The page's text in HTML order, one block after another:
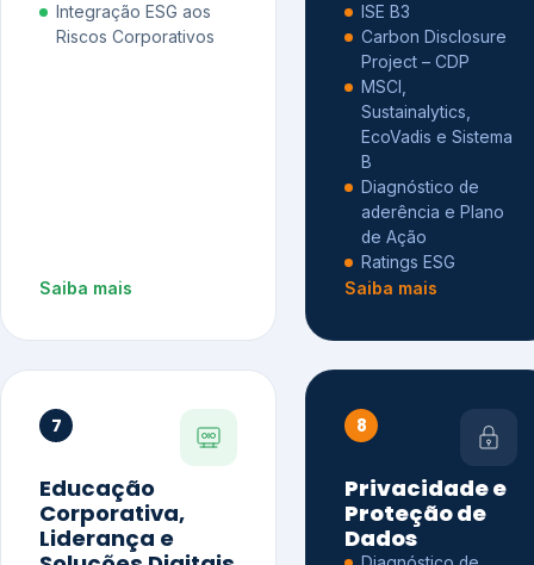
Integração ESG aos
Riscos Corporativos
Saiba mais
ISE B3
Carbon Disclosure
Project – CDP
MSCI,
Sustainalytics,
EcoVadis e Sistema
B
Diagnóstico de
aderência e Plano
de Ação
Ratings ESG
Saiba mais
7
Educação
Corporativa,
Liderança e
8
Privacidade e
Proteção de
Dados